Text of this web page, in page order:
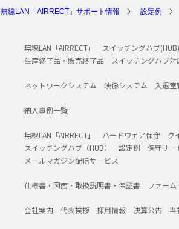
無線LAN「AIRRECT」サポート情報 設定例
無線LAN「AIRRECT」 スイッチングハブ(HUB)
生産終了品・販売終了品
スイッチングハブ
ネットワークシステム 映像システム 入退
納入事例一覧
無線LAN「AIRRECT」 ハードウェア保守 ク
スイッチングハブ（HUB）
設定例 保守サー
メールマガジン配信サービス
仕様書・図面・取扱説明書・保証書 ファーム
会社案内 代表挨拶 採用情報 決算公告 当